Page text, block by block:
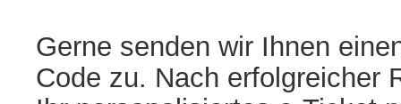
Gerne senden wir Ihnen
Code zu. Nach erfolgreicher